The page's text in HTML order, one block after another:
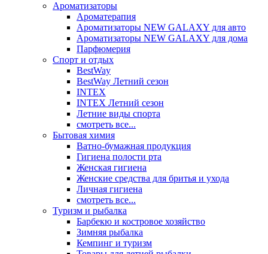
Ароматизаторы
Ароматерапия
Ароматизаторы NEW GALAXY для авто
Ароматизаторы NEW GALAXY для дома
Парфюмерия
Спорт и отдых
BestWay
BestWay Летний сезон
INTEX
INTEX Летний сезон
Летние виды спорта
смотреть все...
Бытовая химия
Ватно-бумажная продукция
Гигиена полости рта
Женская гигиена
Женские средства для бритья и ухода
Личная гигиена
смотреть все...
Туризм и рыбалка
Барбекю и костровое хозяйство
Зимняя рыбалка
Кемпинг и туризм